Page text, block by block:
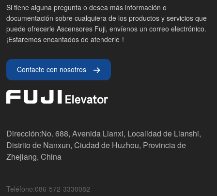
Si tiene alguna pregunta o desea más información o
documentación sobre cualquiera de los productos y servicios que
puede ofrecerle Ascensores Fuji, envíenos un correo electrónico.
¡Estaremos encantados de atenderle！
Contacte con nosotros
Dirección:No. 688, Avenida Lianxi, Localidad de Lianshi,
Distrito de Nanxun, Ciudad de Huzhou, Provincia de
Zhejiang, China
Teléfono:086-572-3330082